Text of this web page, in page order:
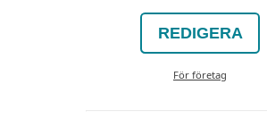
REDIGERA
För företag